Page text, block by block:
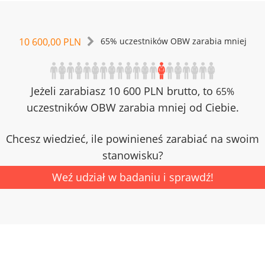
10 600,00 PLN 65% uczestników OBW zarabia mniej
Jeżeli zarabiasz 10 600 PLN brutto, to 65%
uczestników OBW zarabia mniej od Ciebie.
Chcesz wiedzieć, ile powinieneś zarabiać na swoim
stanowisku?
Weź udział w badaniu i sprawdź!